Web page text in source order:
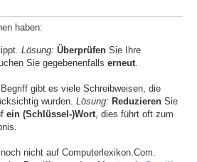
haben:
Lösung: Überprüfen Sie Ihre
Sie gegebenenfalls erneut
gibt es viele Schreibweisen, die
wurden. Lösung: Reduzieren Sie
ein (Schlüssel-)Wort , dies führt oft zum
nicht auf Computerlexikon.Com.